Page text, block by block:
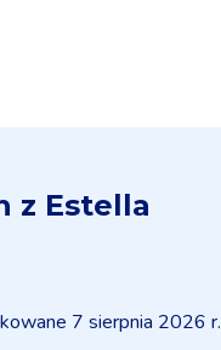
z Estella
7 sierpnia 2026 r.